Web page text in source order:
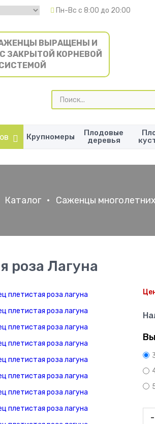
Пн-Вс с 8:00 до 20:00
ВЫРАЩЕНЫ И
ЗАКРЫТОЙ КОРНЕВОЙ
Поиск
товаров
Крупномеры
Плодовые
деревья
Каталог • Саженцы
роза Лагуна
-